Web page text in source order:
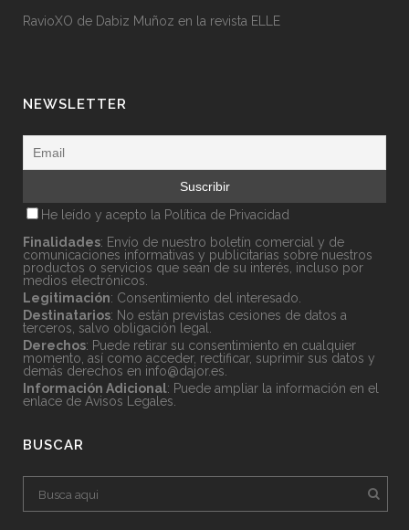
RavioXO de Dabiz Muñoz en la revista ELLE
NEWSLETTER
He leído y acepto la Política de Privacidad
Finalidades: Envío de nuestro boletín comercial y de
comunicaciones informativas y publicitarias sobre nuestros
productos o servicios que sean de su interés, incluso por
medios electrónicos.
Legitimación: Consentimiento del interesado.
Destinatarios: No están previstas cesiones de datos a
terceros, salvo obligación legal.
Derechos: Puede retirar su consentimiento en cualquier
momento, así como acceder, rectificar, suprimir sus datos y
demás derechos en info@dajor.es
Información Adicional: Puede ampliar la información en el
enlace de Avisos Legales
BUSCAR